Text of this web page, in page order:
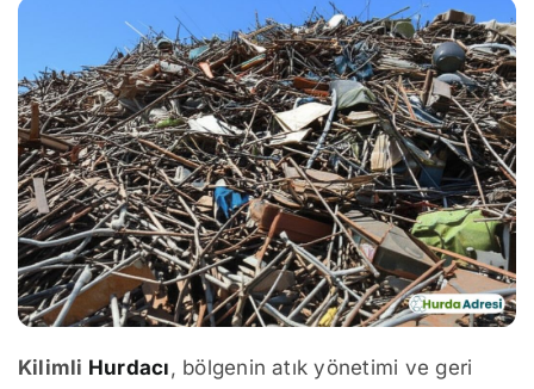
Kilimli Hurdacı, bölgenin atık yönetimi ve geri